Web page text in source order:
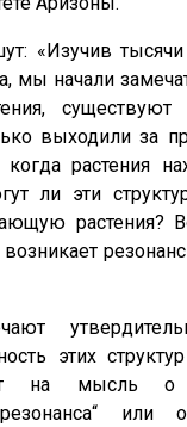
«Изучив
мы начали
существуют
выходили за
растения
ли эти
растения?
этих
на мысль о